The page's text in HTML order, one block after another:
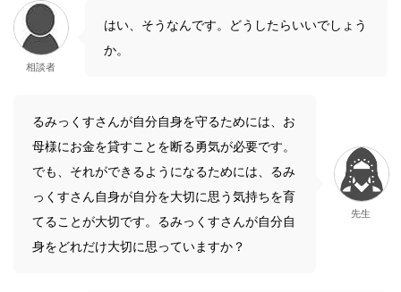
相談者
はい、そうなんです。どうしたらいいでしょう
か。
るみっくすさんが自分自身を守るためには、お
母様にお金を貸すことを断る勇気が必要です。
でも、それができるようになるためには、るみ
っくすさん自身が自分を大切に思う気持ちを育
てることが大切です。るみっくすさんが自分自
身をどれだけ大切に思っていますか？
先生